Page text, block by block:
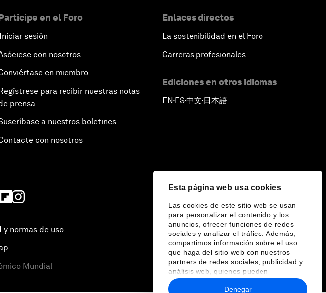
Esta página web usa cookies
Las cookies de este sitio web se usan
para personalizar el contenido y los
anuncios, ofrecer funciones de redes
sociales y analizar el tráfico. Además,
compartimos información sobre el uso
que haga del sitio web con nuestros
partners de redes sociales, publicidad y
análisis web, quienes pueden
combinarla con otra información que les
haya proporcionado o que hayan
Denegar
en el Foro
Iniciar sesión
con nosotros
en miembro
para recibir nuestras notas
prensa
a nuestros boletines
con nosotros
Enlaces directos
La sostenibilidad en el Foro
Carreras profesionales
Ediciones en otros idiomas
EN▪ES▪中文▪ 日本語
normas de uso
Mundial